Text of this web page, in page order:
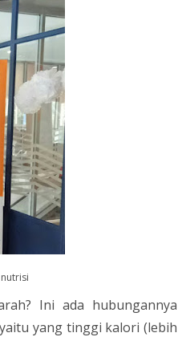
Ini ada hubungannya
yang tinggi kalori (lebih